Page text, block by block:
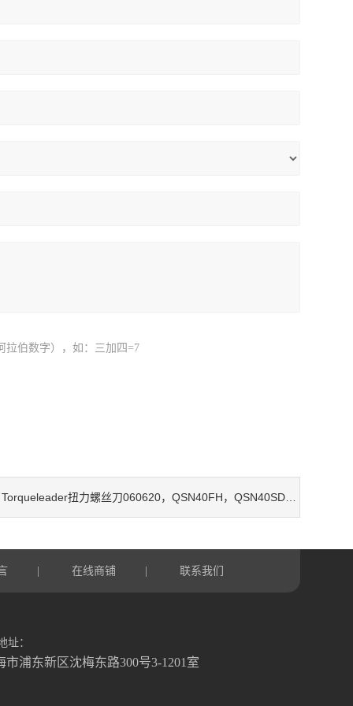
拉伯数字），如：三加四=7
Torqueleader扭力螺丝刀060620，QSN40FH，QSN40SD，QSA60，060700，060900，060740
在线商铺 联系我们
址：
市浦东新区沈梅东路300号3-1201室